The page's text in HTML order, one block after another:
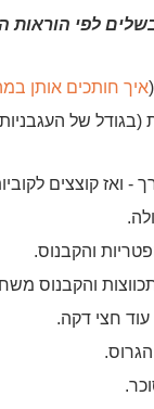
לפי הוראות
איך חותכים אותן
(בגודל של
- ואז קוצצים
והקבנוס.
חצי דקה.